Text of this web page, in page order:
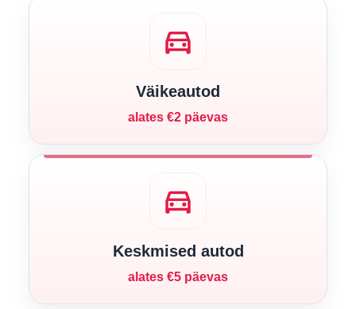
directions_car
Väikeautod
alates €2 päevas
directions_car
Keskmised autod
alates €5 päevas